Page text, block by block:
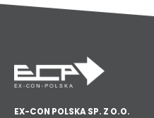
EX-CON POLSKA SP. Z O.O.